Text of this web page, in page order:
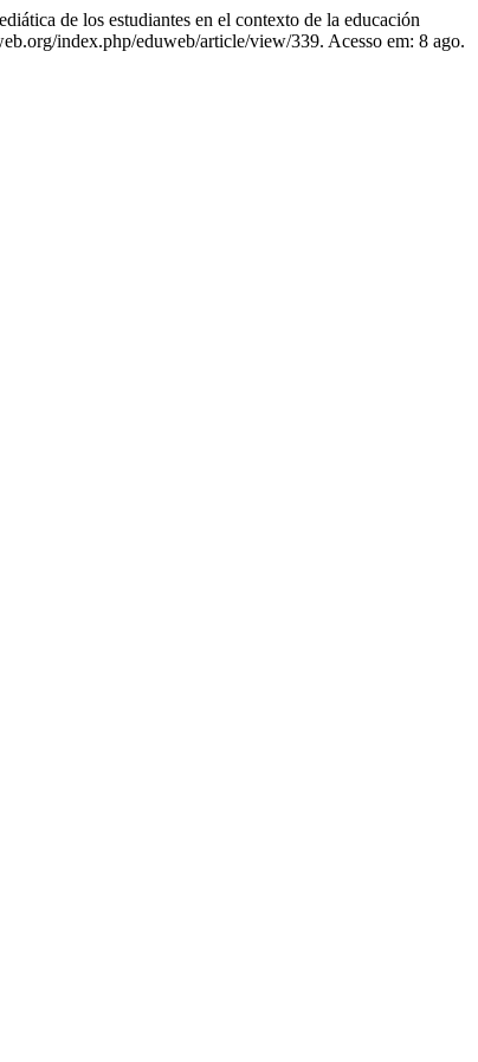
de los estudiantes en el contexto de la educación
index.php/eduweb/article/view/339. Acesso em: 8 ago.